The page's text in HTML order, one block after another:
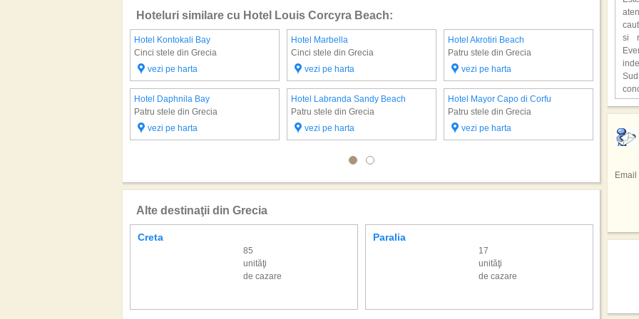
Hoteluri similare cu Hotel Louis Corcyra Beach:
Hotel Kontokali Bay
Cinci stele din Grecia
vezi pe harta
Hotel Marbella
Cinci stele din Grecia
vezi pe harta
Hotel Akrotiri Beach
Patru stele din Grecia
vezi pe harta
Hotel Daphnila Bay
Patru stele din Grecia
vezi pe harta
Hotel Labranda Sandy Beach
Patru stele din Grecia
vezi pe harta
Hotel Mayor Capo di Corfu
Patru stele din Grecia
vezi pe harta
Hotel
Patru
vezi
Hotel
Trei
vezi
Alte destinaţii din Grecia
Creta
85
unităţi
de cazare
Paralia
17
unităţi
de cazare
o
o
si
In
Email